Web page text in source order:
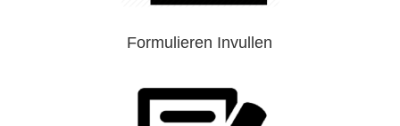
Formulieren Invullen